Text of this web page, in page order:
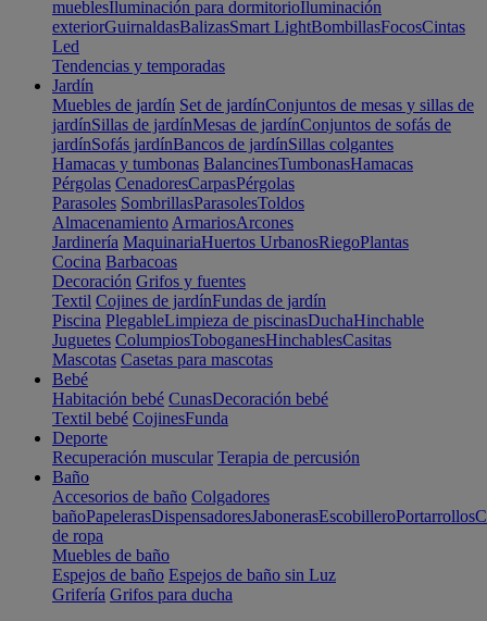
mueblesIluminación para dormitorioIluminación
exteriorGuirnaldasBalizasSmart LightBombillasFocosCintas
Led
Tendencias y temporadas
Jardín
Muebles de jardín Set de jardínConjuntos de mesas y sillas de
jardínSillas de jardínMesas de jardínConjuntos de sofás de
jardínSofás jardínBancos de jardínSillas colgantes
Hamacas y tumbonas BalancinesTumbonasHamacas
Pérgolas CenadoresCarpasPérgolas
Parasoles SombrillasParasolesToldos
Almacenamiento ArmariosArcones
Jardinería MaquinariaHuertos UrbanosRiegoPlantas
Cocina Barbacoas
Decoración Grifos y fuentes
Textil Cojines de jardínFundas de jardín
Piscina PlegableLimpieza de piscinasDuchaHinchable
Juguetes ColumpiosToboganesHinchablesCasitas
Mascotas Casetas para mascotas
Bebé
Habitación bebé CunasDecoración bebé
Textil bebé CojinesFunda
Deporte
Recuperación muscular Terapia de percusión
Baño
Accesorios de baño Colgadores
bañoPapelerasDispensadoresJabonerasEscobilleroPortarrollos
de ropa
Muebles de baño
Espejos de baño Espejos de baño sin Luz
Grifería Grifos para ducha